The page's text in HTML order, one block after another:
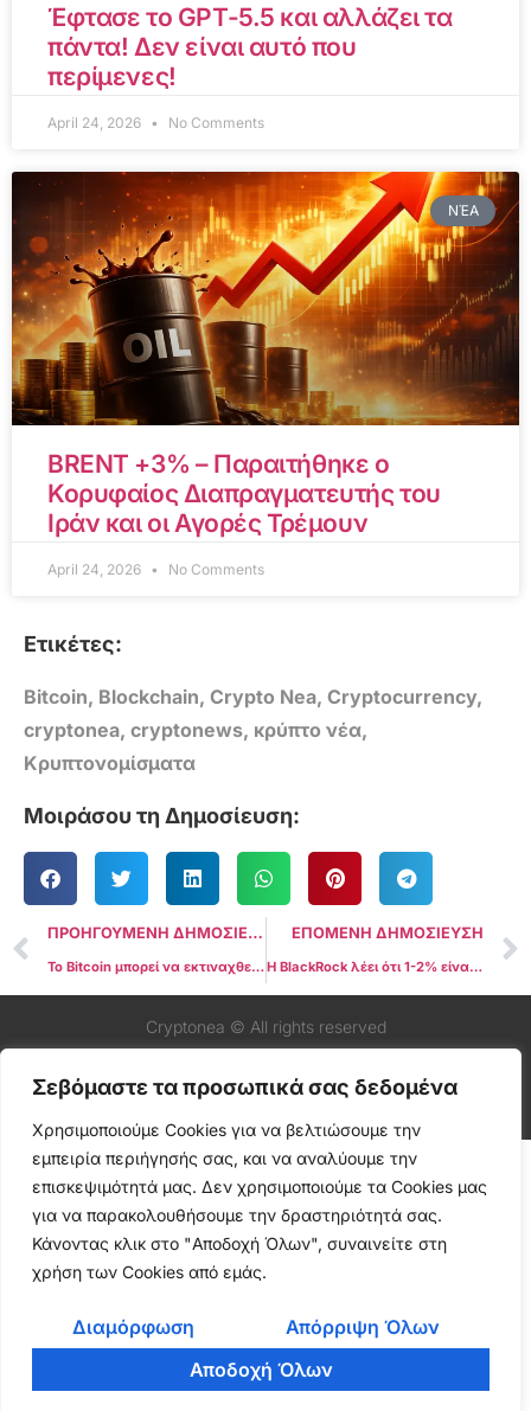
Σεβόμαστε τα προσωπικά σας δεδομένα
Χρησιμοποιούμε Cookies για να βελτιώσουμε την
εμπειρία περιήγησής σας, και να αναλύουμε την
επισκεψιμότητά μας. Δεν χρησιμοποιούμε τα Cookies μας
για να παρακολουθήσουμε την δραστηριότητά σας.
Κάνοντας κλικ στο "Αποδοχή Όλων", συναινείτε στη
χρήση των Cookies από εμάς.
Διαμόρφωση
Απόρριψη Όλων
Αποδοχή Όλων
Έφτασε το GPT-5.5 και αλλάζει τα
πάντα! Δεν είναι αυτό που
περίμενες!
April 24, 2026 No Comments
ΝΈΑ
BRENT +3% – Παραιτήθηκε ο
Κορυφαίος Διαπραγματευτής του
Ιράν και οι Αγορές Τρέμουν
April 24, 2026 No Comments
Ετικέτες:
Bitcoin, Blockchain, Crypto Nea, Cryptocurrency,
cryptonea, cryptonews, κρύπτο νέα,
Κρυπτονομίσματα
Μοιράσου τη Δημοσίευση:
ΠΡΟΗΓΟΥΜΕΝΗ ΔΗΜΟΣΙΕΥΣΗ
Το Bitcoin μπορεί να εκτιναχθεί στα $160.000 έως το 2025 εν μέσω ευνοϊκών μακροοικονομικών τάσεων
ΕΠΟΜΕΝΗ ΔΗΜΟΣΙΕΥΣΗ
Η BlackRock λέει ότι 1-2% είναι μια “λογική” κατανομή χαρτοφυλακίου Bitcoin
Cryptonea © All rights reserved